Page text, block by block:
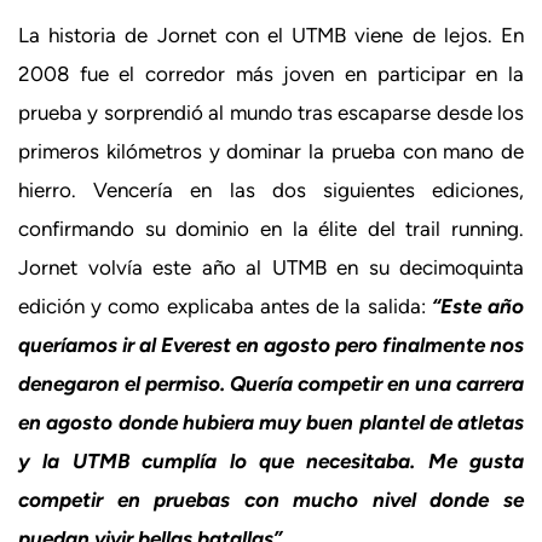
La historia de Jornet con el UTMB viene de lejos. En
2008 fue el corredor más joven en participar en la
prueba y sorprendió al mundo tras escaparse desde los
primeros kilómetros y dominar la prueba con mano de
hierro. Vencería en las dos siguientes ediciones,
confirmando su dominio en la élite del trail running.
Jornet volvía este año al UTMB en su decimoquinta
edición y como explicaba antes de la salida: “Este año
queríamos ir al Everest en agosto pero finalmente nos
denegaron el permiso. Quería competir en una carrera
en agosto donde hubiera muy buen plantel de atletas
y la UTMB cumplía lo que necesitaba. Me gusta
competir en pruebas con mucho nivel donde se